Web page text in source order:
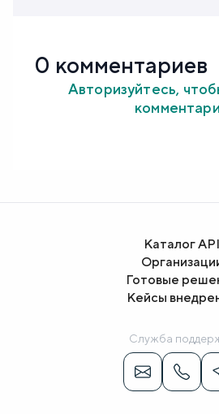
0 комментариев
Авторизуйтесь,
Каталог API
Готовые
Кейсы
Служба